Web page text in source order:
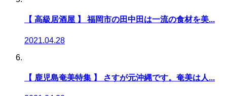
【 高級居酒屋 】 福岡市の田中田は一流の食材を美...
2021.04.28
【 鹿児島奄美特集 】 さすが元沖縄です。奄美は人...